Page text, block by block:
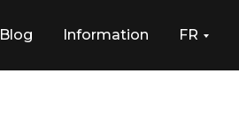
Blog Information FR